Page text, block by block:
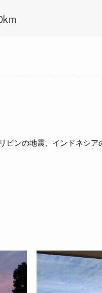
ピンの地震、インドネシア